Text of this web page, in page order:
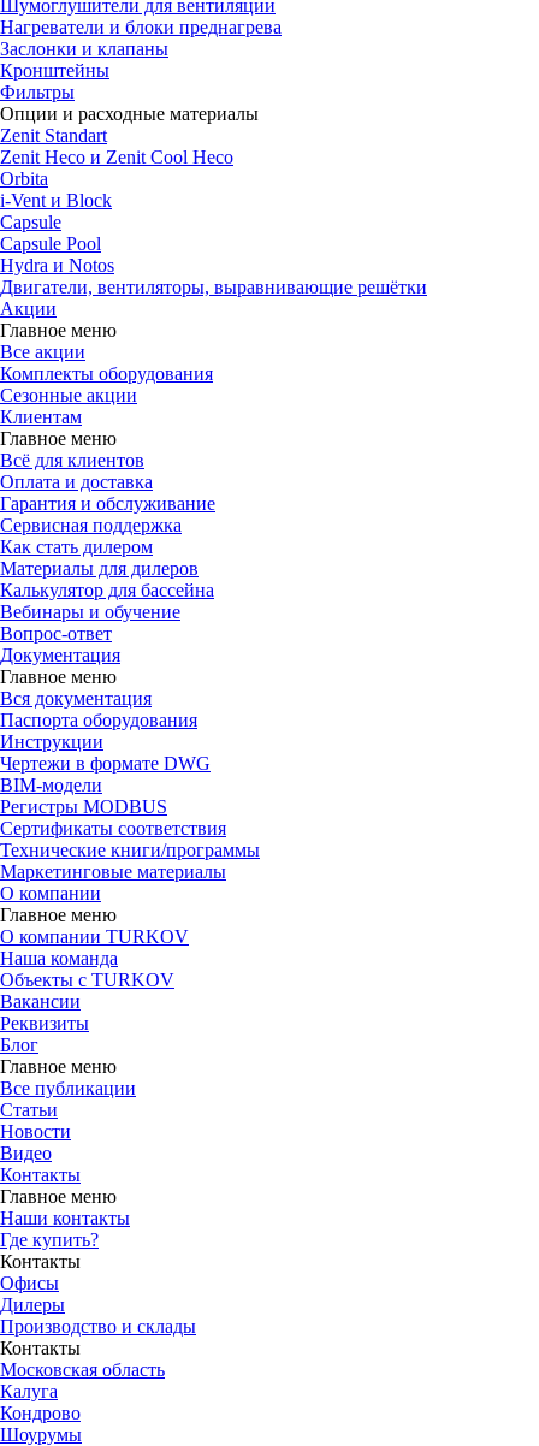
Шумоглушители для вентиляции
Нагреватели и блоки преднагрева
Заслонки и клапаны
Кронштейны
Фильтры
Опции и расходные материалы
Zenit Standart
Zenit Heco и Zenit Cool Heco
Orbita
i-Vent и Block
Capsule
Capsule Pool
Hydra и Notos
Двигатели, вентиляторы, выравнивающие решётки
Акции
Главное меню
Все акции
Комплекты оборудования
Сезонные акции
Клиентам
Главное меню
Всё для клиентов
Оплата и доставка
Гарантия и обслуживание
Сервисная поддержка
Как стать дилером
Материалы для дилеров
Калькулятор для бассейна
Вебинары и обучение
Вопрос-ответ
Документация
Главное меню
Вся документация
Паспорта оборудования
Инструкции
Чертежи в формате DWG
BIM-модели
Регистры MODBUS
Сертификаты соответствия
Технические книги/программы
Маркетинговые материалы
О компании
Главное меню
О компании TURKOV
Наша команда
Объекты с TURKOV
Вакансии
Реквизиты
Блог
Главное меню
Все публикации
Статьи
Новости
Видео
Контакты
Главное меню
Наши контакты
Где купить?
Контакты
Офисы
Дилеры
Производство и склады
Контакты
Московская область
Калуга
Кондрово
Шоурумы